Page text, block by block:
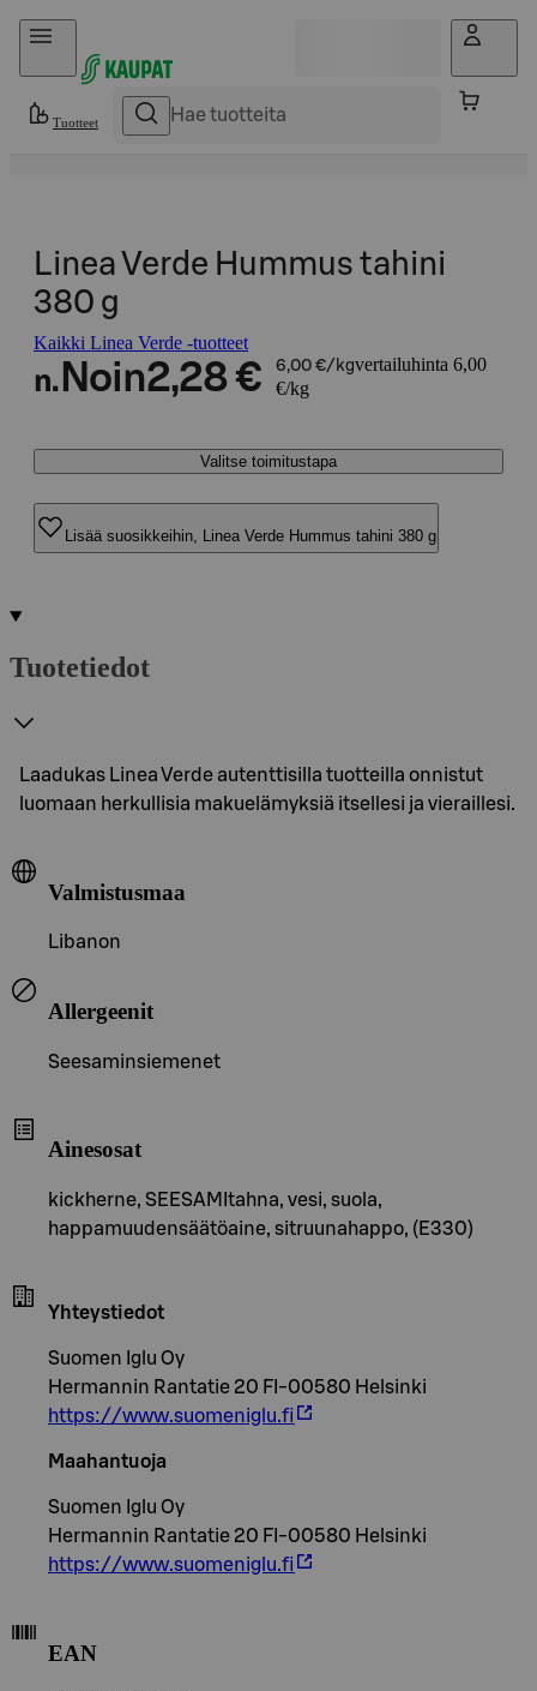
Hyppää sisältöön
Tuotteet
Linea Verde Hummus tahini
380 g
Kaikki Linea Verde -tuotteet
n. Noin2,28 € 6,00 €/kgvertailuhinta 6,00
€/kg
Valitse toimitustapa
Lisää suosikkeihin, Linea Verde Hummus tahini 380 g
Tuotetiedot
Laadukas Linea Verde autenttisilla tuotteilla onnistut
luomaan herkullisia makuelämyksiä itsellesi ja vieraillesi.
Valmistusmaa
Libanon
Allergeenit
Seesaminsiemenet
Ainesosat
kickherne, SEESAMItahna, vesi, suola,
happamuudensäätöaine, sitruunahappo, (E330)
Yhteystiedot
Suomen Iglu Oy
Hermannin Rantatie 20 FI-00580 Helsinki
https://www.suomeniglu.fi
Maahantuoja
Suomen Iglu Oy
Hermannin Rantatie 20 FI-00580 Helsinki
https://www.suomeniglu.fi
EAN